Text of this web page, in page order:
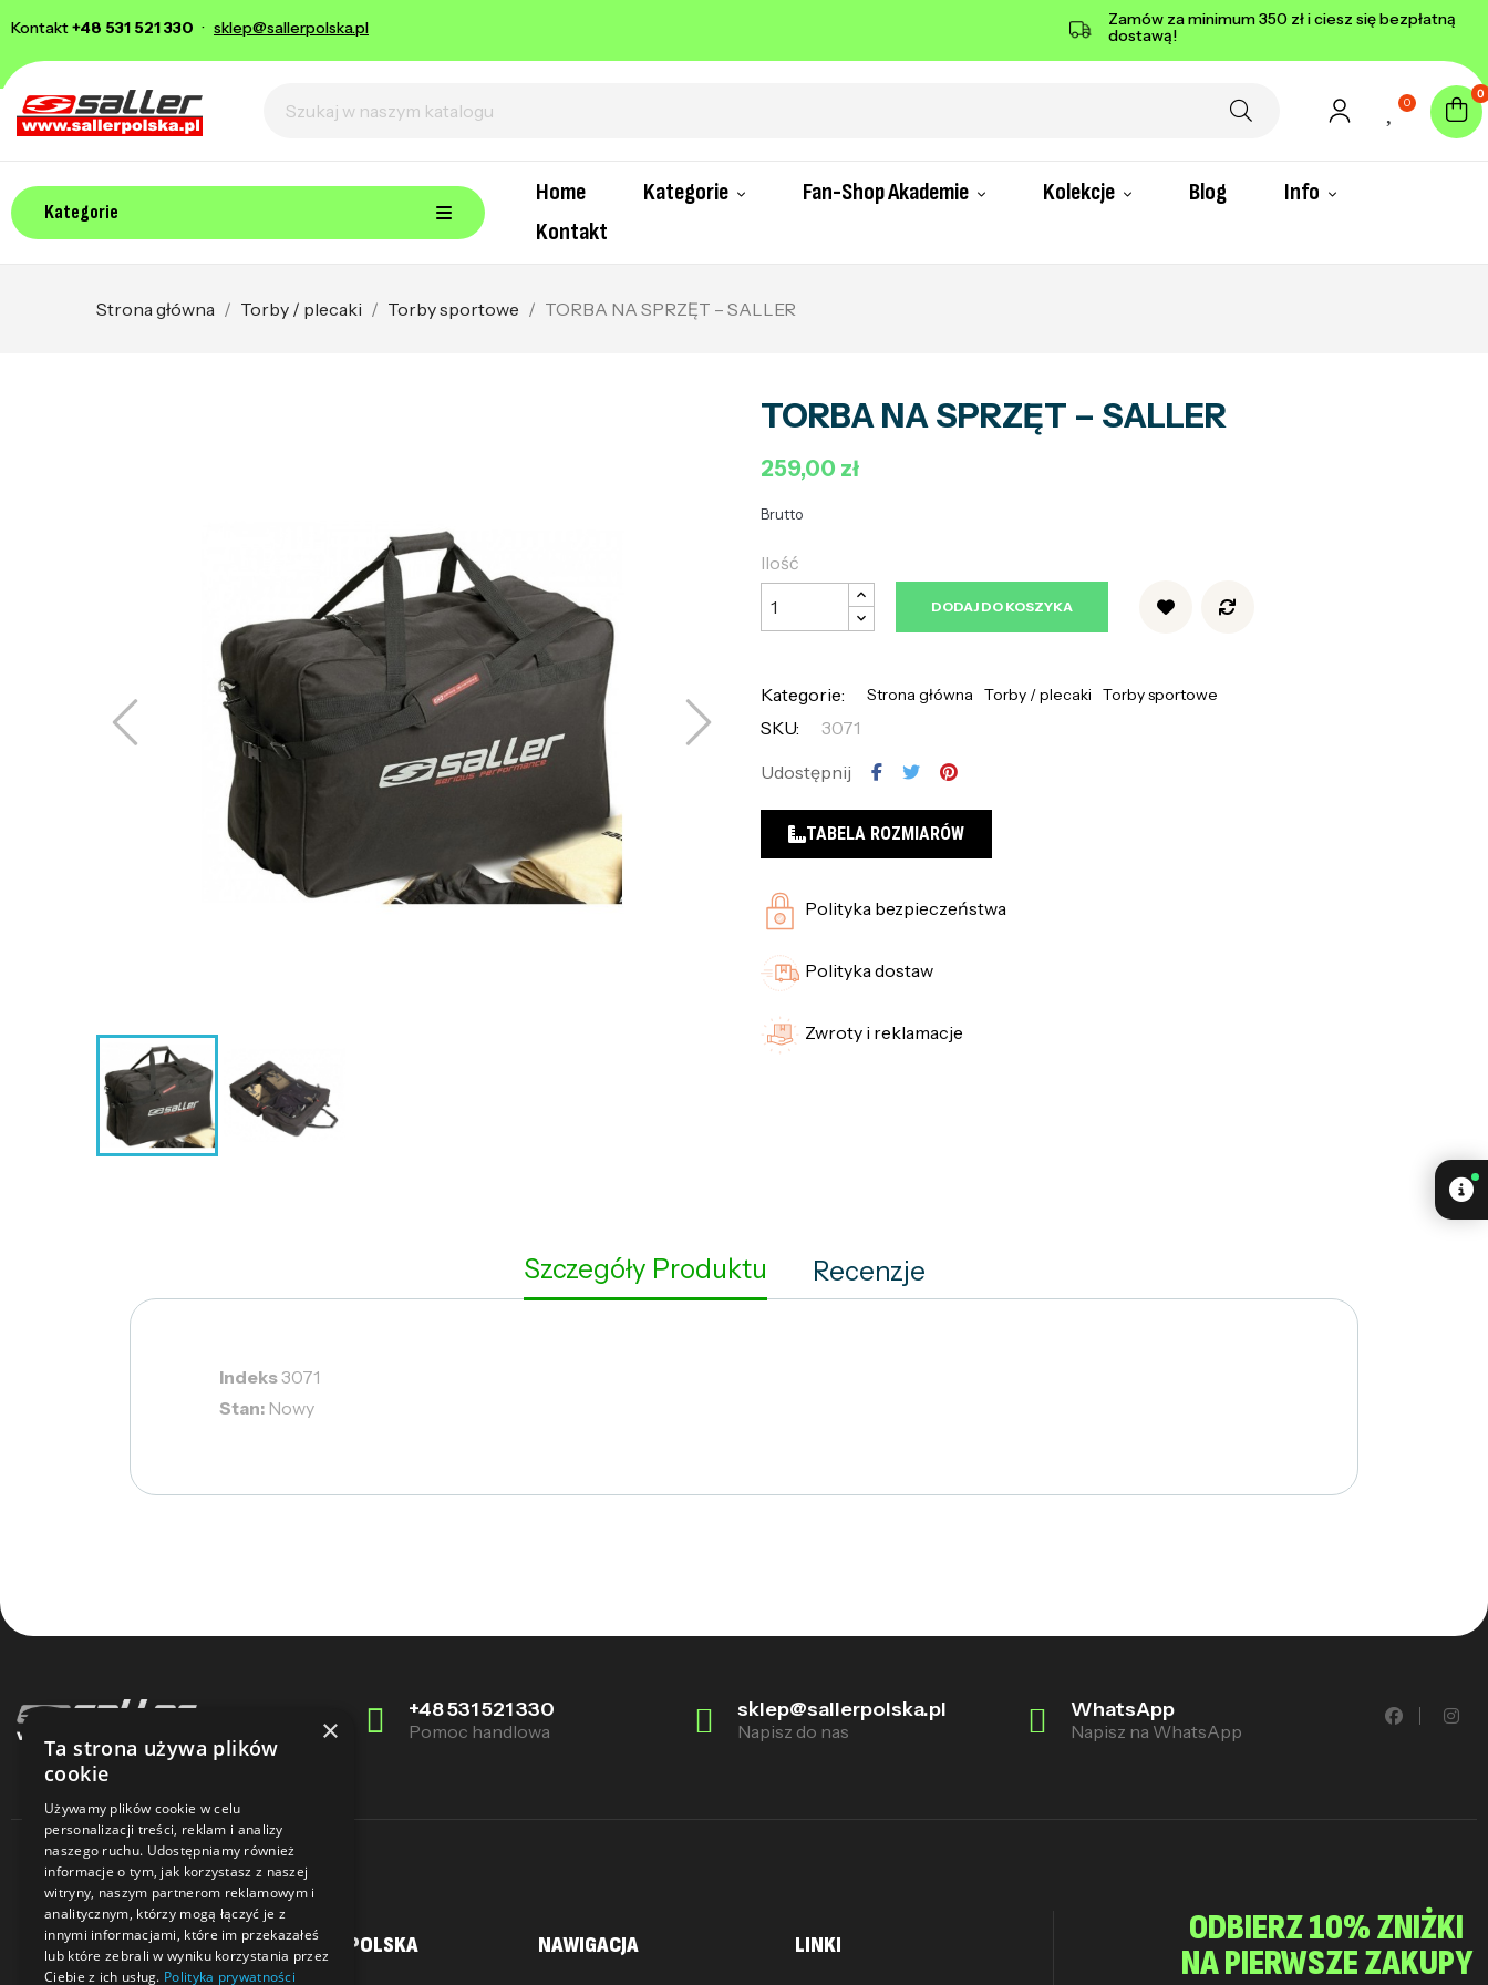
Kontakt+48 531 521 330 · sklep@sallerpolska.pl
Zamów za minimum 350 zł i ciesz się bezpłatną
dostawą!
0
0
Kategorie
Home Kategorie Fan-Shop Akademie Kolekcje Blog
Info
Kontakt
Strona główna Torby / plecaki Torby sportowe TORBA NA SPRZĘT – SALLER
TORBA NA SPRZĘT – SALLER
259,00 zł
Brutto
Ilość
DODAJ DO KOSZYKA
Kategorie: Strona główna Torby / plecaki Torby sportowe
SKU:
3071
Udostępnij
TABELA ROZMIARÓW
Polityka bezpieczeństwa
Polityka dostaw
Zwroty i reklamacje
Szczegóły Produktu Recenzje
Indeks3071
Stan: Nowy
+48 531 521 330
Pomoc handlowa
sklep@sallerpolska.pl
Napisz do nas
WhatsApp
Napisz na WhatsApp
MOJE KONTO SALLER POLSKA NAWIGACJA LINKI
ODBIERZ 10% ZNIŻKI
NA PIERWSZE ZAKUPY
×
Ta strona używa plików
cookie
Używamy plików cookie w celu
personalizacji treści, reklam i analizy
naszego ruchu. Udostępniamy również
informacje o tym, jak korzystasz z naszej
witryny, naszym partnerom reklamowym i
analitycznym, którzy mogą łączyć je z
innymi informacjami, które im przekazałeś
lub które zebrali w wyniku korzystania przez
Ciebie z ich usług. Polityka prywatności